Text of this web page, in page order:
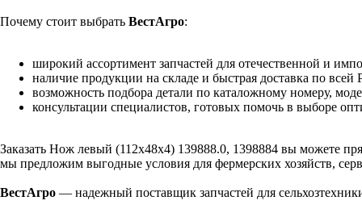
Почему стоит выбрать ВестАгро:
широкий ассортимент запчастей для отечественной и
наличие продукции на складе и быстрая доставка по всей
возможность подбора детали по каталожному номеру,
консультации специалистов, готовых помочь в выборе
Заказать Нож левый (112х48х4) 139888.0, 1398884 вы можете
мы предложим выгодные условия для фермерских хозяйств,
ВестАгро — надежный поставщик запчастей для